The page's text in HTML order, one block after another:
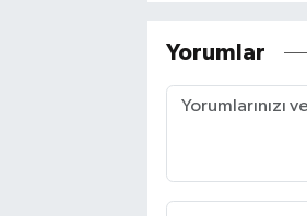
Yorumlar